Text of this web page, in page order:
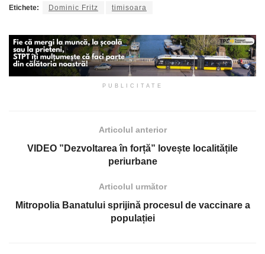
Etichete: Dominic Fritz timisoara
PUBLICITATE
Articolul anterior
VIDEO ”Dezvoltarea în forță” lovește localitățile
periurbane
Articolul următor
Mitropolia Banatului sprijină procesul de vaccinare a
populației